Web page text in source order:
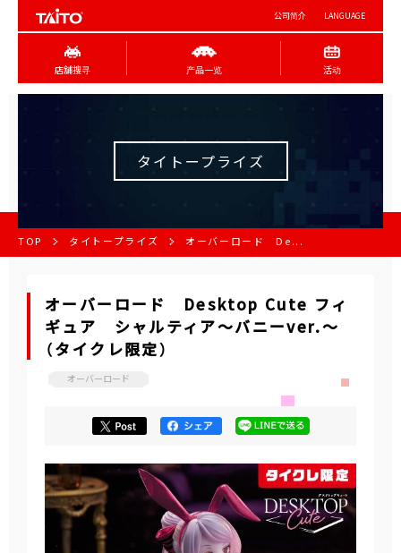
公司简介 LANGUAGE
店舖搜寻 产品一览 活动
タイトープライズ
TOP タイトープライズ オーバーロード De...
オーバーロード Desktop Cute フィ
ギュア シャルティア～バニーver.～
（タイクレ限定）
オーバーロード